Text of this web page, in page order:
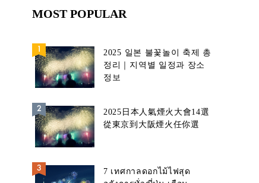
MOST POPULAR
2025 일본 불꽃놀이 축제 총
정리｜지역별 일정과 장소
정보
2025日本人氣煙火大會14選
從東京到大阪煙火任你選
7 เทศกาลดอกไม้ไฟสุด